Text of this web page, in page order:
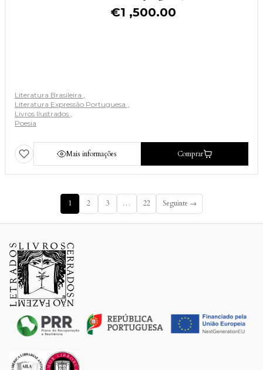
€1 ,500.00
Literatura Brasileira
Literatura Expressão Portuguesa
Livros Ilustrados
Poesia
Mais informações Comprar
1 2 3 … 22 Seguinte →